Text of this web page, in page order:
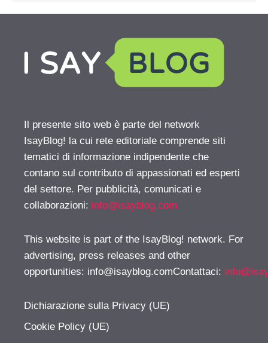
Il presente sito web è parte del network
IsayBlog! la cui rete editoriale comprende siti
tematici di informazione indipendente che
contano sul contributo di appassionati ed esperti
del settore. Per pubblicità, comunicati e
collaborazioni: info@isayblog.com
This website is part of the IsayBlog! network. For
advertising, press releases and other
opportunities: info@isayblog.comContattaci:
Dichiarazione sulla Privacy (UE)
Cookie Policy (UE)